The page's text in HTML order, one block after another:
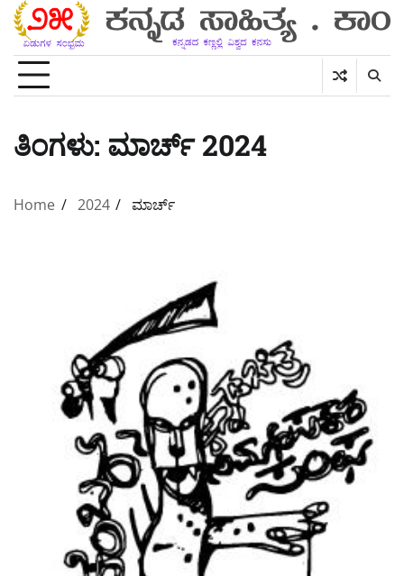
Skip
content
ತಿಂಗಳು: ಮಾರ್ಚ್ 2024
Home 2024 ಮಾರ್ಚ್